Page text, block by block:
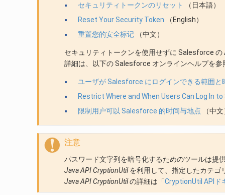
セキュリティトークンのリセット
（日本語）
Reset Your Security Token （English）
重置您的安全标记（中文）
セキュリティトークンを使用せずに Salesforce
詳細は、以下の Salesforce オンラインヘルプを参
ユーザが Salesforce にログインできる範囲と
Restrict Where and When Users Can Log In
限制用户可以 Salesforce 的时间与地点 （中
注意
パスワード文字列を暗号化するためのツールは提
Java API CryptionUtilを利用して、指定したカテゴ
Java API CryptionUtilの詳細は「CryptionUtil APIド